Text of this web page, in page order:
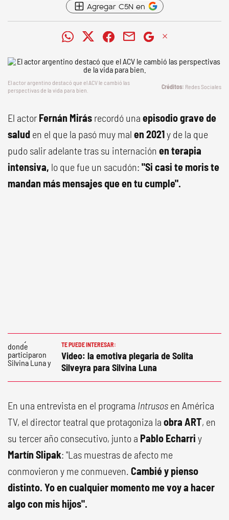
Agregar C5N en
El actor argentino destacó que el ACV le cambió las
perspectivas de la vida para bien.
Redes Sociales
El actor Fernán Mirás recordó una episodio grave de
salud en el que la pasó muy mal en 2021y de la que
pudo salir adelante tras su internación en terapia
intensiva, lo que fue un sacudón: "Si casi te moris te
mandan más mensajes que en tu cumple".
TE PUEDE INTERESAR:
Video: la emotiva plegaria de Solita
Silveyra para Silvina Luna
En una entrevista en el programa Intrusos en América
TV, el director teatral que protagoniza la obra ART, en
su tercer año consecutivo, junto a Pablo Echarri y
Martín Slipak: "Las muestras de afecto me
conmovieron y me conmueven. Cambié y pienso
distinto. Yo en cualquier momento me voy a hacer
algo con mis hijos".